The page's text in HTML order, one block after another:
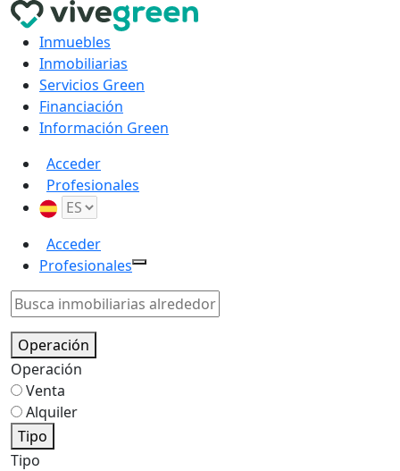
Inmuebles
Inmobiliarias
Servicios Green
Financiación
Información Green
Acceder
Profesionales
Acceder
Profesionales
Operación
Operación
Venta
Alquiler
Tipo
Tipo